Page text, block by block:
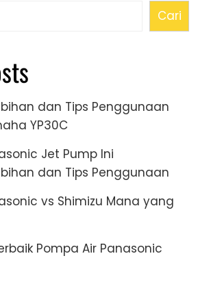
Cari
dan Tips Penggunaan
YP30C
Jet Pump Ini
dan Tips Penggunaan
vs Shimizu Mana yang
Pompa Air Panasonic